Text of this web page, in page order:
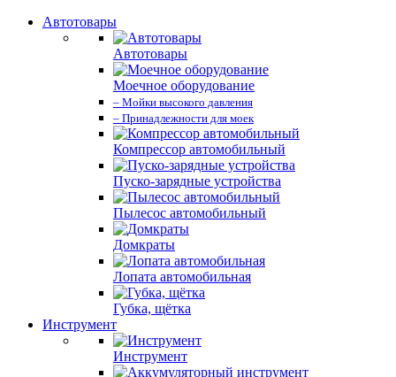
Автотовары
Автотовары
Моечное оборудование
– Мойки высокого давления
– Принадлежности для моек
Компрессор автомобильный
Пуско-зарядные устройства
Пылесос автомобильный
Домкраты
Лопата автомобильная
Губка, щётка
Инструмент
Инструмент